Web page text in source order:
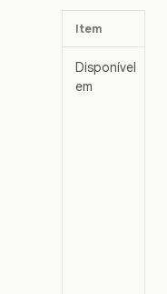
Item
Disponível
em